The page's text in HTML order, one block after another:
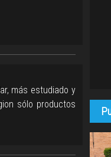
más estudiado y
sólo productos